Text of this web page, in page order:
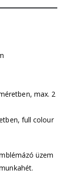
max. 2
full colour
üzem